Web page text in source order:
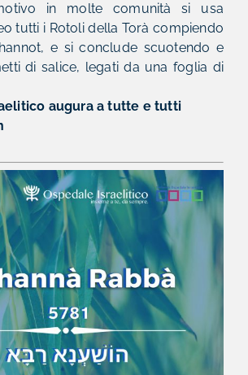
in molte comunità si usa
tutti i Rotoli della Torà compiendo
e si conclude scuotendo e
di salice, legati da una foglia di
augura a tutte e tutti